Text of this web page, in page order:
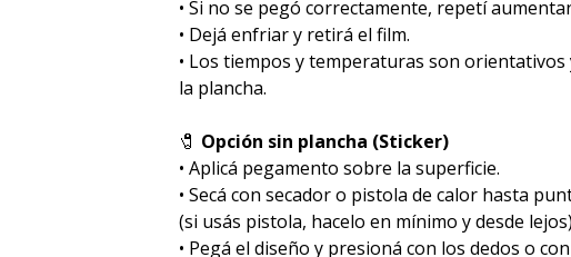
• Si no se pegó correctamente, repetí
• Dejá enfriar y retirá el film.
• Los tiempos y temperaturas son
la plancha.
🧷 Opción sin plancha (Sticker)
• Aplicá pegamento sobre la superficie.
• Secá con secador o pistola de calor hasta
(si usás pistola, hacelo en mínimo y desde
• Pegá el diseño y presioná con los dedos o